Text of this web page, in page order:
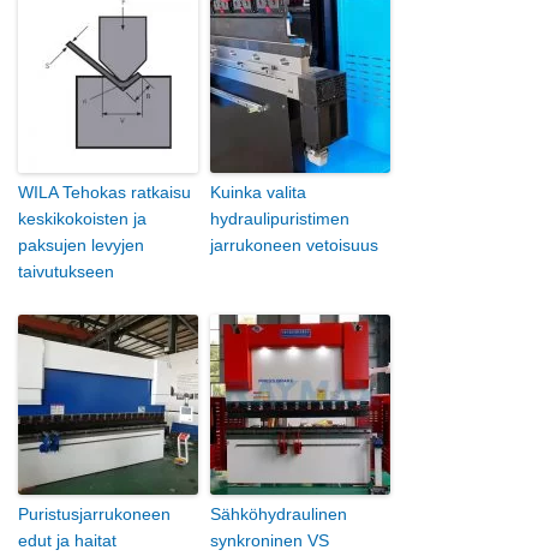
WILA Tehokas ratkaisu
keskikokoisten ja
paksujen levyjen
taivutukseen
Kuinka valita
hydraulipuristimen
jarrukoneen vetoisuus
Puristusjarrukoneen
edut ja haitat
Sähköhydraulinen
synkroninen VS